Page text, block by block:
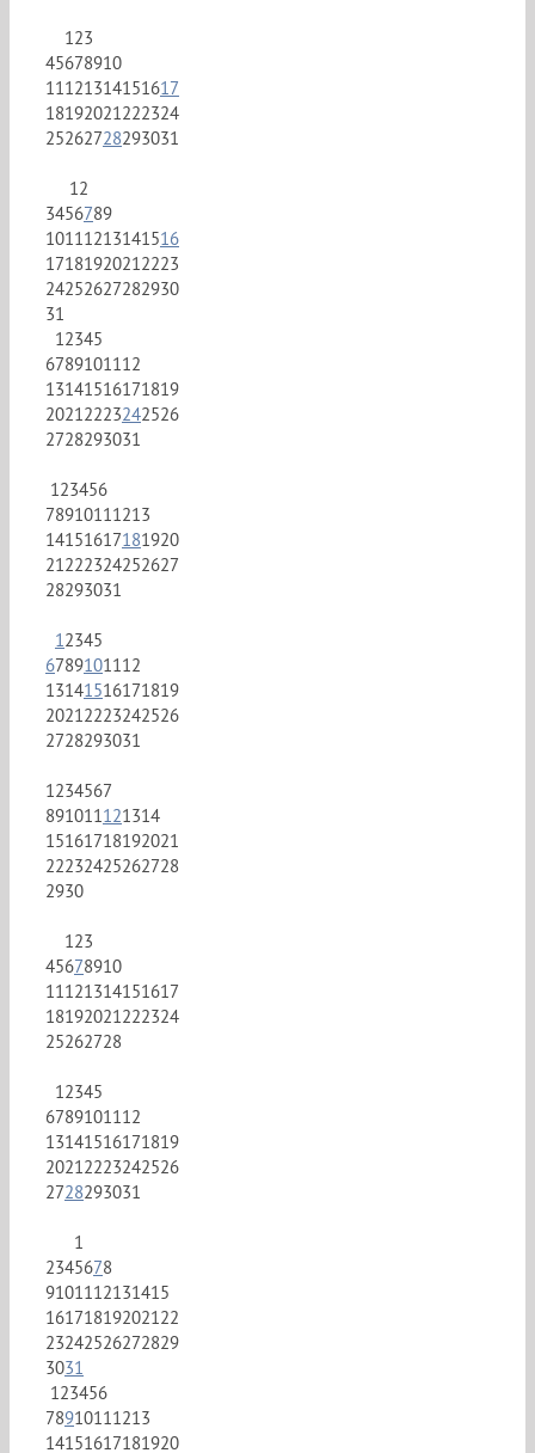
1 23
45678910
11 121314151617
18192021 222324
25262728293031
1 2
3456789
1011 1213141516
1718192021 2223
24252627282930
31
1 2345
67891011 12
13141516171819
2021 2223242526
2728293031
1 23456
7891011 1213
14151617181920
21 222324252627
28293031
1 2345
67891011 12
13141516171819
2021 2223242526
2728293031
1 234567
891011 121314
15161718192021
22232425262728
2930
1 23
45678910
11 121314151617
18192021 222324
25262728
1 2345
67891011 12
13141516171819
2021 2223242526
2728293031
1
2345678
91011 12131415
161718192021 22
23242526272829
3031
1 23456
7891011 1213
14151617181920